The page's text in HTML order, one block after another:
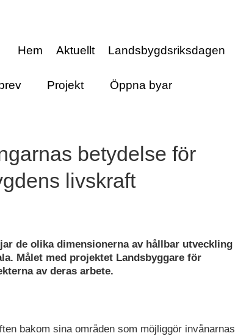
Hem Aktuellt Landsbygdsriksdagen
Projekt Öppna byar
betydelse för
livskraft
de olika dimensionerna av hållbar utveckling
Målet med projektet Landsbyggare för
av deras arbete.
bakom sina områden som möjliggör invånarnas